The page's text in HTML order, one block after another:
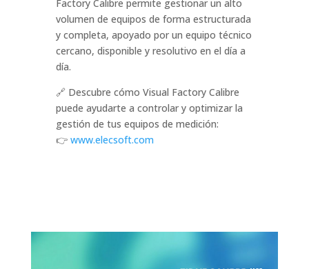
Factory Calibre permite gestionar un alto
volumen de equipos de forma estructurada
y completa, apoyado por un equipo técnico
cercano, disponible y resolutivo en el día a
día.
🔗 Descubre cómo Visual Factory Calibre
puede ayudarte a controlar y optimizar la
gestión de tus equipos de medición:
👉 www.elecsoft.com